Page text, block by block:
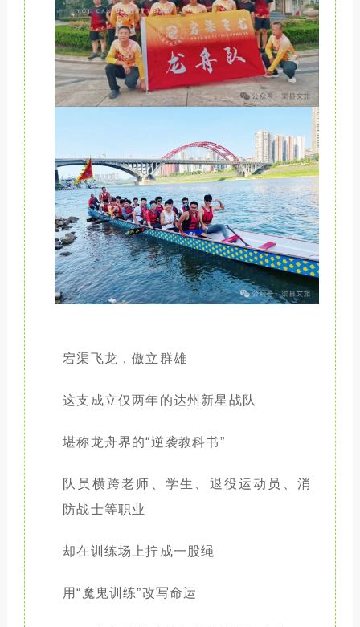
宕渠飞龙，傲立群雄
这支成立仅两年的达州新星战队
堪称龙舟界的“逆袭教科书”
队员横跨老师、学生、退役运动员、消
防战士等职业
却在训练场上拧成一股绳
用“魔鬼训练”改写命运